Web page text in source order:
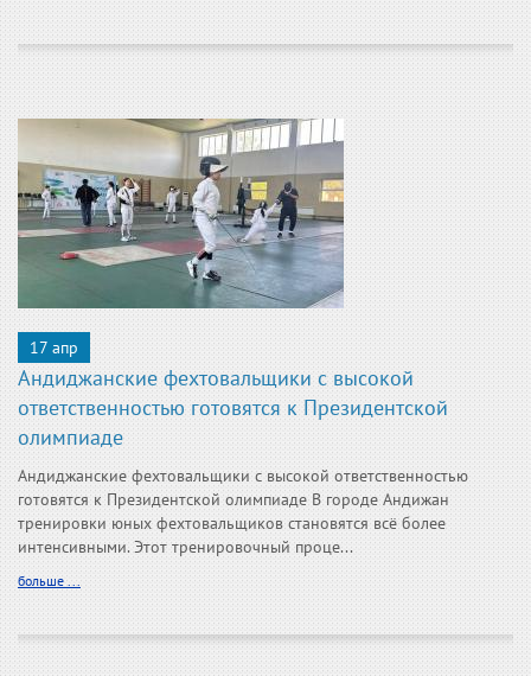
17 апр
Андиджанские фехтовальщики с высокой
ответственностью готовятся к Президентской
олимпиаде
Андиджанские фехтовальщики с высокой ответственностью
готовятся к Президентской олимпиаде В городе Андижан
тренировки юных фехтовальщиков становятся всё более
интенсивными. Этот тренировочный проце...
больше ...